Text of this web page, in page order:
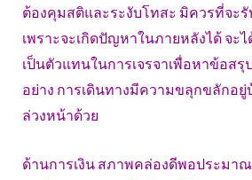
ต้องคุมสติและระงับโทสะ มิควรที่จะรั
เพราะจะเกิดปัญหาในภายหลังได้ จะ
เป็นตัวแทนในการเจรจาเพื่อหาข้อส
อย่าง การเดินทางมีความขลุกขลักอยู่
ล่วงหน้าด้วย
ด้านการเงิน สภาพคล่องดีพอประมาณ